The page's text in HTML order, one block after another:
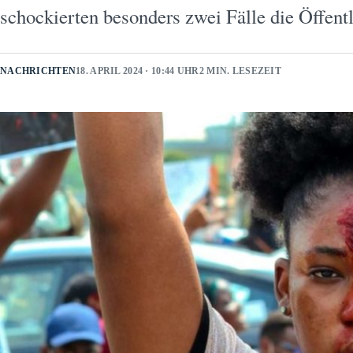
schockierten besonders zwei Fälle die
NACHRICHTEN18. APRIL 2024 · 10:44 UHR2 MIN. LESEZEIT